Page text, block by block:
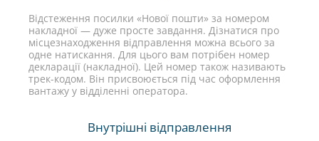
Відстеження посилки «Нової пошти» за номером
накладної — дуже просте завдання. Дізнатися про
місцезнаходження відправлення можна всього за
одне натискання. Для цього вам потрібен номер
декларації (накладної). Цей номер також називають
трек-кодом. Він присвоюється під час оформлення
вантажу у відділенні оператора.
Внутрішні відправлення